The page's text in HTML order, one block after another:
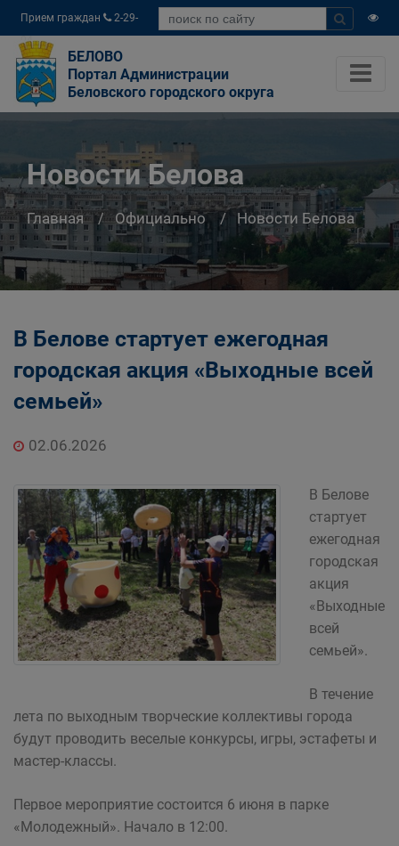
Прием граждан
2-29-
04
БЕЛОВО
Портал Администрации
Беловского городского округа
Новости Белова
Главная Официально Новости Белова
В Белове стартует ежегодная
городская акция «Выходные всей
семьей»
02.06.2026
В Белове
стартует
ежегодная
городская
акция
«Выходные
всей
семьей».
В течение
лета по выходным творческие коллективы города
будут проводить веселые конкурсы, игры, эстафеты и
мастер-классы.
Первое мероприятие состоится 6 июня в парке
«Молодежный». Начало в 12:00.